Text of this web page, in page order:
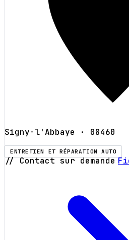
Signy-l'Abbaye · 08460
ENTRETIEN ET RÉPARATION AUTO
// Contact sur demande